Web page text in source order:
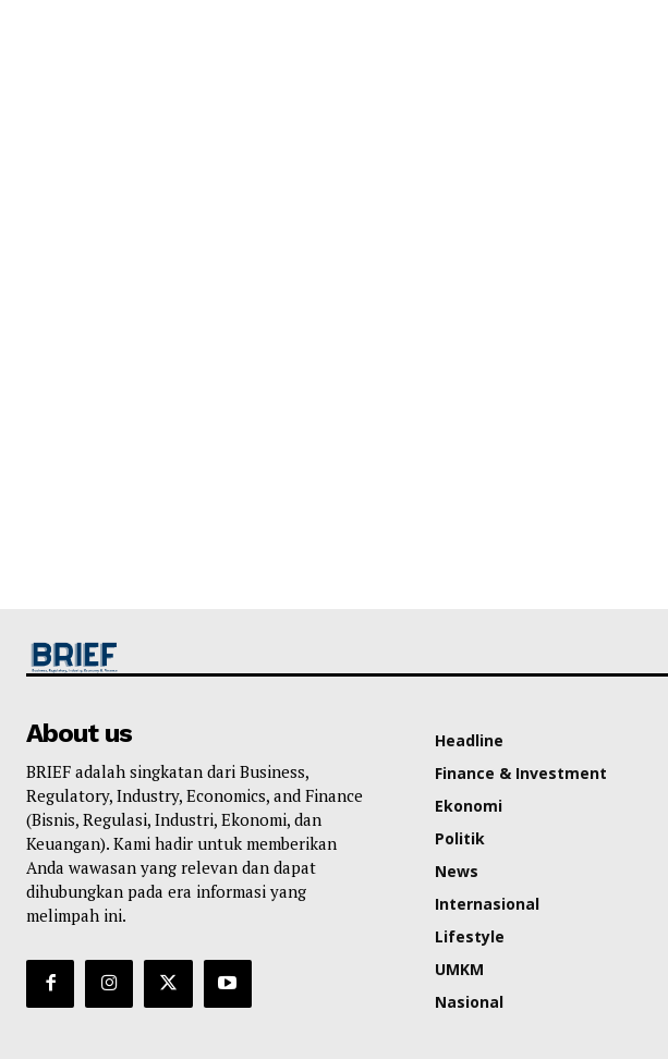
About us
BRIEF adalah singkatan dari Business,
Regulatory, Industry, Economics, and Finance
(Bisnis, Regulasi, Industri, Ekonomi, dan
Keuangan). Kami hadir untuk memberikan
Anda wawasan yang relevan dan dapat
dihubungkan pada era informasi yang
melimpah ini.
Headline
Finance & Investment
Ekonomi
Politik
News
Internasional
Lifestyle
UMKM
Nasional